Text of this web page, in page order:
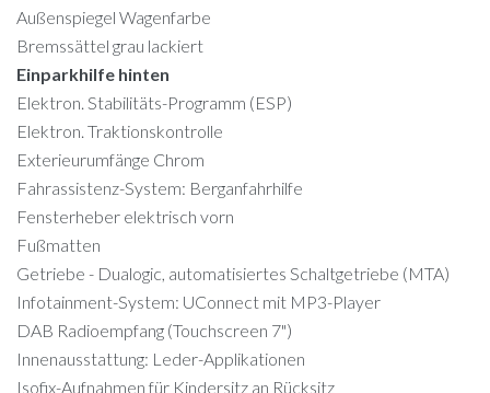
Außenspiegel Wagenfarbe
Bremssättel grau lackiert
Einparkhilfe hinten
Elektron. Stabilitäts-Programm (ESP)
Elektron. Traktionskontrolle
Exterieurumfänge Chrom
Fahrassistenz-System: Berganfahrhilfe
Fensterheber elektrisch vorn
Fußmatten
Getriebe - Dualogic, automatisiertes Schaltgetriebe (MTA)
Infotainment-System: UConnect mit MP3-Player
DAB Radioempfang (Touchscreen 7")
Innenausstattung: Leder-Applikationen
Isofix-Aufnahmen für Kindersitz an Rücksitz